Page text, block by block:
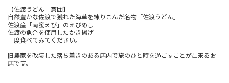
【佐渡うどん 蒼囲】
自然豊かな佐渡で獲れた海草を練りこんだ名物「佐渡うどん」
佐渡産「南蛮えび」のえびめし
佐渡の魚介を使用したかき揚げ
一度食べてみてください。
旧農家を改装した落ち着きのある店内で旅のひと時を過ごすことが出来るお
店です。